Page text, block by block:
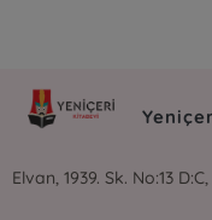
Elvan, 1939. Sk. No:13